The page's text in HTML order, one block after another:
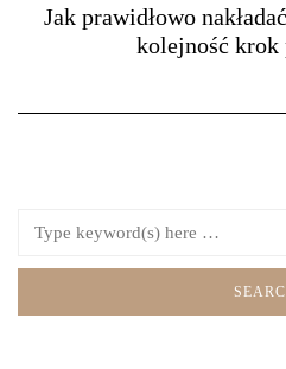
Jak prawidłowo
kolejność krok